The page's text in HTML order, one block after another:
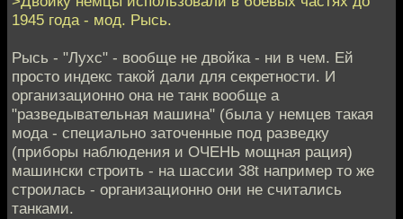
1945 года - мод. Рысь.
Рысь - "Лухс" - вообще не двойка - ни в чем. Ей
просто индекс такой дали для секретности. И
организационно она не танк вообще а
"разведывательная машина" (была у немцев такая
мода - специально заточенные под разведку
(приборы наблюдения и ОЧЕНЬ мощная рация)
машински строить - на шассии 38t например то же
строилась - организационно они не считались
танками.